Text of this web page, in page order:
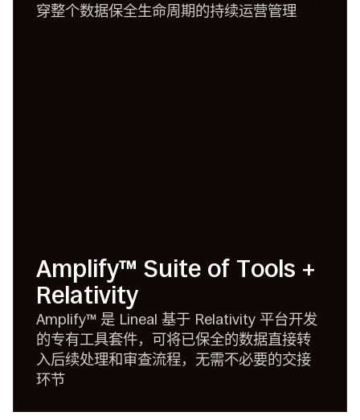
穿整个数据保全生命周期的持续运营管理
Amplify™ Suite of Tools +
Relativity
Amplify™ 是 Lineal 基于 Relativity 平台开发
的专有工具套件，可将已保全的数据直接转
入后续处理和审查流程，无需不必要的交接
环节